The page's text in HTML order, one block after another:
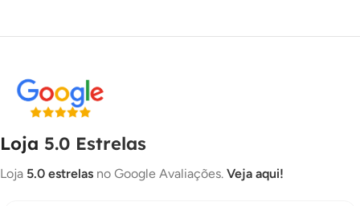
Loja 5.0 Estrelas
Loja 5.0 estrelas no Google Avaliações. Veja aqui!